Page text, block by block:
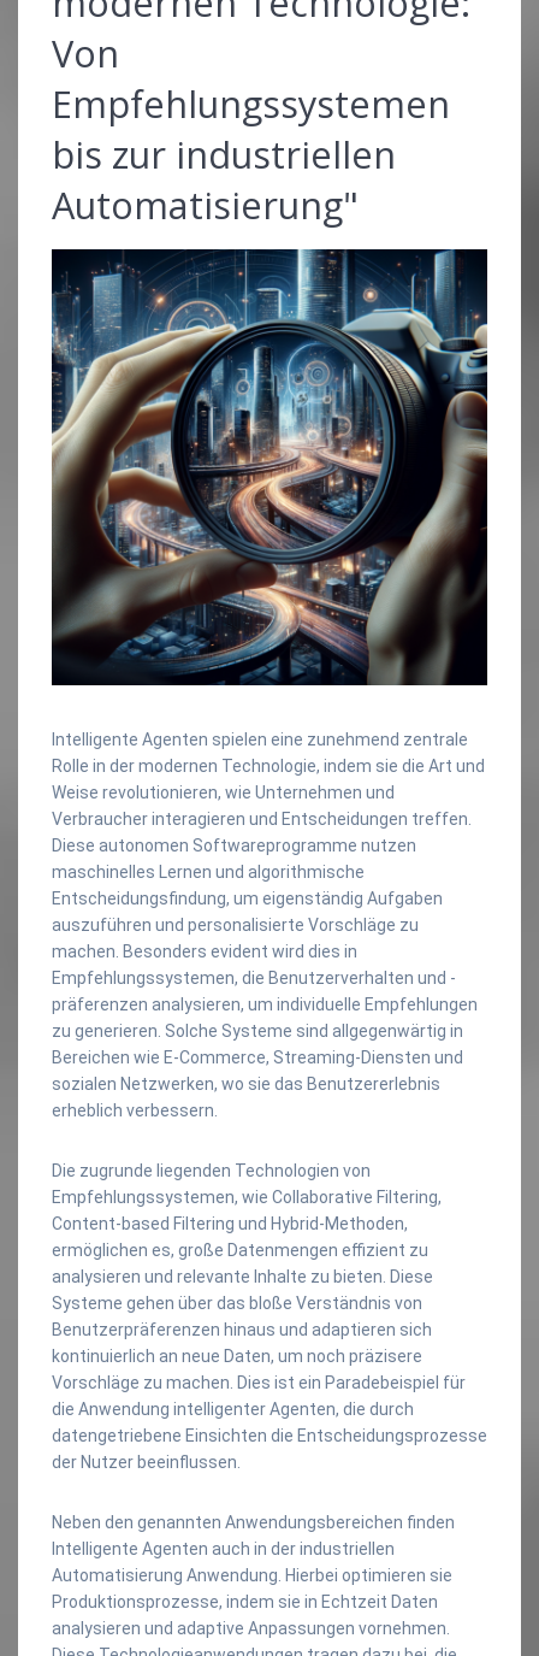
Von
Empfehlungssystemen
bis zur industriellen
Automatisierung"
Intelligente Agenten spielen eine zunehmend zentrale
Rolle in der modernen Technologie, indem sie die Art und
Weise revolutionieren, wie Unternehmen und
Verbraucher interagieren und Entscheidungen treffen.
Diese autonomen Softwareprogramme nutzen
maschinelles Lernen und algorithmische
Entscheidungsfindung, um eigenständig Aufgaben
auszuführen und personalisierte Vorschläge zu
machen. Besonders evident wird dies in
Empfehlungssystemen, die Benutzerverhalten und -
präferenzen analysieren, um individuelle Empfehlungen
zu generieren. Solche Systeme sind allgegenwärtig in
Bereichen wie E-Commerce, Streaming-Diensten und
sozialen Netzwerken, wo sie das Benutzererlebnis
erheblich verbessern.
Die zugrunde liegenden Technologien von
Empfehlungssystemen, wie Collaborative Filtering,
Content-based Filtering und Hybrid-Methoden,
ermöglichen es, große Datenmengen effizient zu
analysieren und relevante Inhalte zu bieten. Diese
Systeme gehen über das bloße Verständnis von
Benutzerpräferenzen hinaus und adaptieren sich
kontinuierlich an neue Daten, um noch präzisere
Vorschläge zu machen. Dies ist ein Paradebeispiel für
die Anwendung intelligenter Agenten, die durch
datengetriebene Einsichten die Entscheidungsprozesse
der Nutzer beeinflussen.
Neben den genannten Anwendungsbereichen finden
Intelligente Agenten auch in der industriellen
Automatisierung Anwendung. Hierbei optimieren sie
Produktionsprozesse, indem sie in Echtzeit Daten
analysieren und adaptive Anpassungen vornehmen.